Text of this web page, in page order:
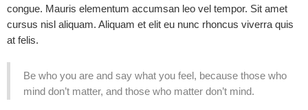
congue. Mauris elementum accumsan leo vel tempor. Sit amet
cursus nisl aliquam. Aliquam et elit eu nunc rhoncus viverra quis
at felis.
Be who you are and say what you feel, because those who
mind don’t matter, and those who matter don’t mind.